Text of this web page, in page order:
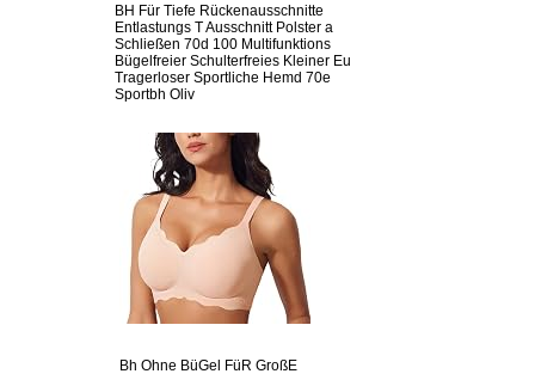
BH Für Tiefe Rückenausschnitte
Entlastungs T Ausschnitt Polster a
Schließen 70d 100 Multifunktions
Bügelfreier Schulterfreies Kleiner Eu
Tragerloser Sportliche Hemd 70e
Sportbh Oliv
Bh Ohne BüGel FüR GroßE